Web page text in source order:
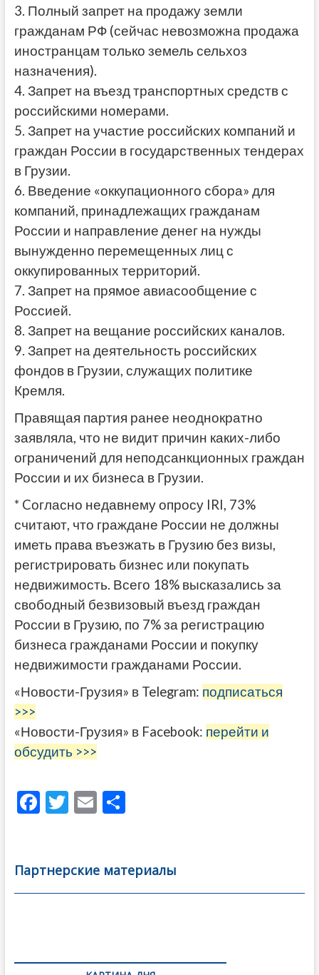
3. Полный запрет на продажу земли
гражданам РФ (сейчас невозможна продажа
иностранцам только земель сельхоз
назначения).
4. Запрет на въезд транспортных средств с
российскими номерами.
5. Запрет на участие российских компаний и
граждан России в государственных тендерах
в Грузии.
6. Введение «оккупационного сбора» для
компаний, принадлежащих гражданам
России и направление денег на нужды
вынужденно перемещенных лиц с
оккупированных территорий.
7. Запрет на прямое авиасообщение с
Россией.
8. Запрет на вещание российских каналов.
9. Запрет на деятельность российских
фондов в Грузии, служащих политике
Кремля.
Правящая партия ранее неоднократно
заявляла, что не видит причин каких-либо
ограничений для неподсанкционных граждан
России и их бизнеса в Грузии.
* Cогласно недавнему опросу IRI, 73%
считают, что граждане России не должны
иметь права въезжать в Грузию без визы,
регистрировать бизнес или покупать
недвижимость. Всего 18% высказались за
свободный безвизовый въезд граждан
России в Грузию, по 7% за регистрацию
бизнеса гражданами России и покупку
недвижимости гражданами России.
«Новости-Грузия» в Telegram: подписаться
>>>
«Новости-Грузия» в Facebook: перейти и
обсудить >>>
F
b
o
T
er
E
l
О
а
в
Партнерские материалы
по